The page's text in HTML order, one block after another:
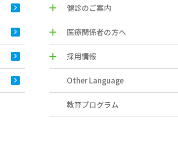
健診のご案内
医療関係者の方へ
採用情報
Other Language
教育プログラム